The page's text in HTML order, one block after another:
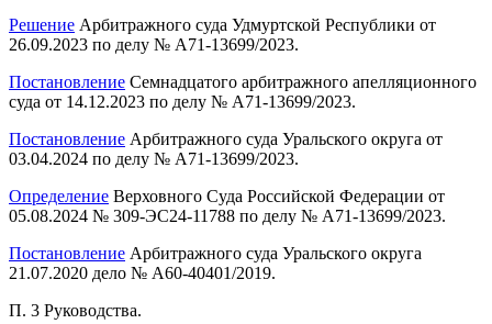
Решение Арбитражного суда Удмуртской Республики от
26.09.2023 по делу № А71-13699/2023.
Постановление Семнадцатого арбитражного апелляционного
суда от 14.12.2023 по делу № А71-13699/2023.
Постановление Арбитражного суда Уральского округа от
03.04.2024 по делу № А71-13699/2023.
Определение Верховного Суда Российской Федерации от
05.08.2024 № 309-ЭС24-11788 по делу № А71-13699/2023.
Постановление Арбитражного суда Уральского округа
21.07.2020 дело № А60-40401/2019.
П. 3 Руководства.